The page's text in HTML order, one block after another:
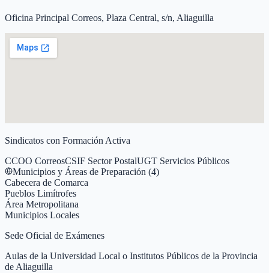
Oficina Principal Correos, Plaza Central, s/n, Aliaguilla
Sindicatos con Formación Activa
CCOO CorreosCSIF Sector PostalUGT Servicios Públicos
Municipios y Áreas de Preparación (4)
Cabecera de Comarca
Pueblos Limítrofes
Área Metropolitana
Municipios Locales
Sede Oficial de Exámenes
Aulas de la Universidad Local o Institutos Públicos de la Provincia
de Aliaguilla